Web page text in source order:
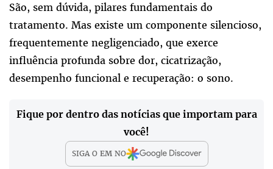
São, sem dúvida, pilares fundamentais do
tratamento. Mas existe um componente silencioso,
frequentemente negligenciado, que exerce
influência profunda sobre dor, cicatrização,
desempenho funcional e recuperação: o sono.
Fique por dentro das notícias que importam para
você!
SIGA O EMNO